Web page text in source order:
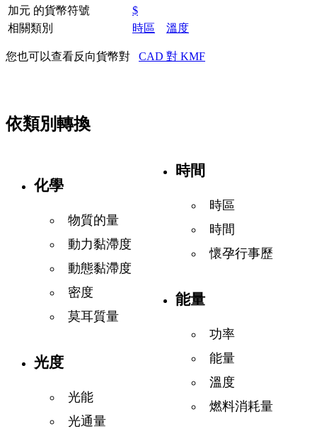
加元 的貨幣符號
$
相關類別
時區 溫度
您也可以查看反向貨幣對 CAD 對 KMF
依類別轉換
化學
物質的量
動力黏滯度
動態黏滯度
密度
莫耳質量
光度
光能
光通量
時間
時區
時間
懷孕行事歷
能量
功率
能量
溫度
燃料消耗量